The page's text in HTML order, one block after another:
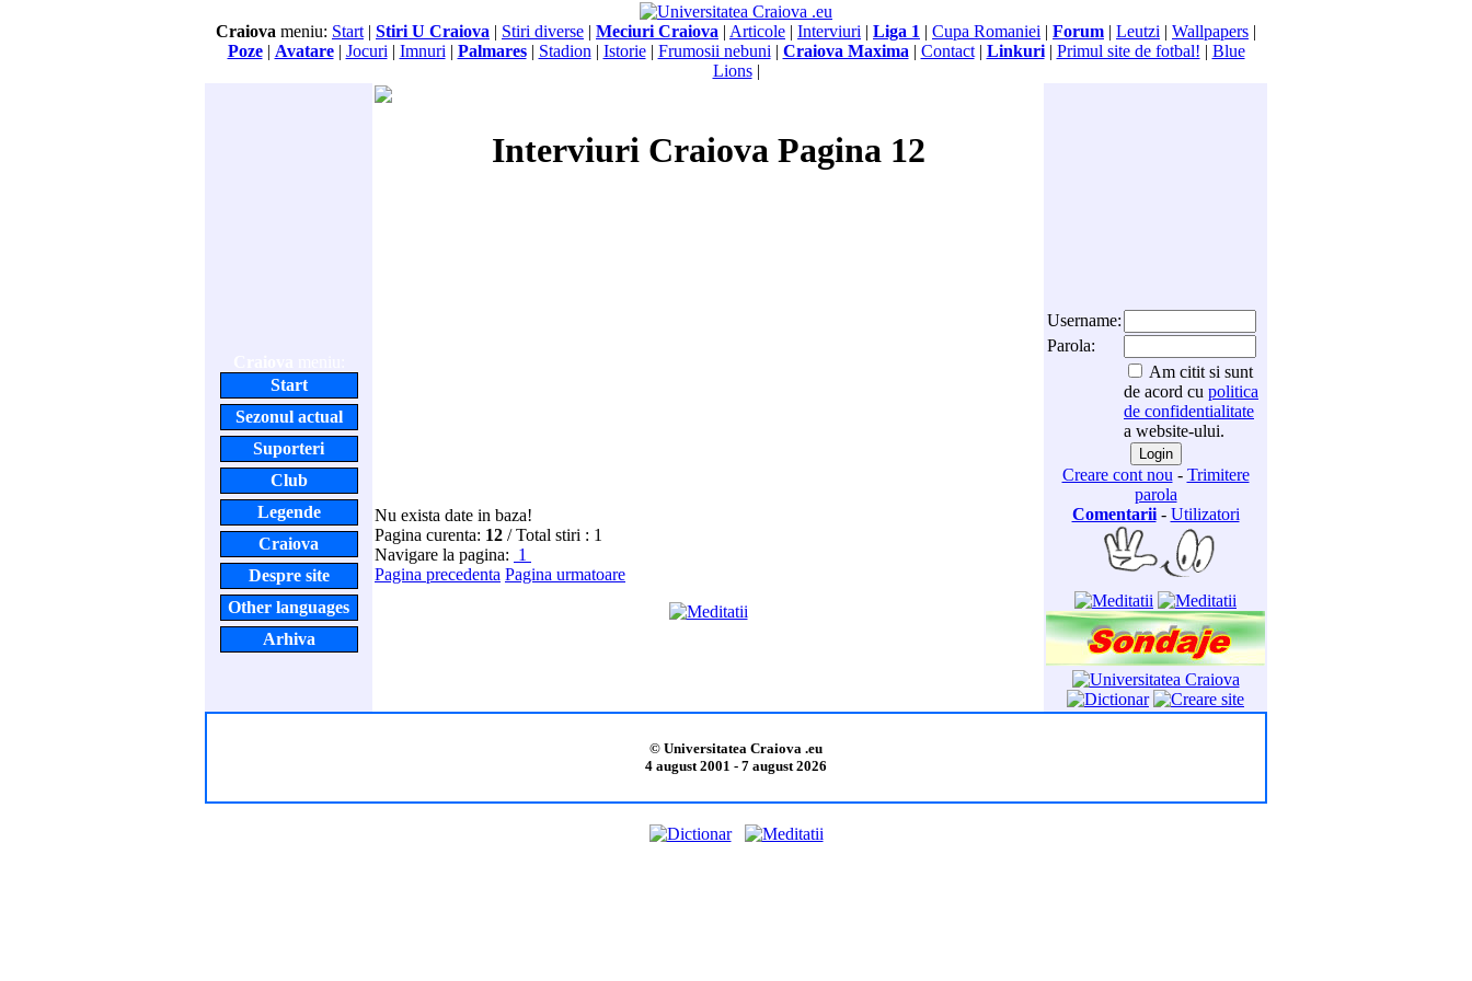
Craiova meniu: Start | Stiri U Craiova | Stiri diverse | Meciuri Craiova | Articole | Interviuri | Liga 1 | Cupa Romaniei | Forum | Leutzi | Wallpapers |
Poze| Avatare| Jocuri | Imnuri | Palmares| Stadion | Istorie| Frumosii nebuni | Craiova Maxima | Contact| Linkuri| Primul site de fotbal! | Blue
Lions|
Start
Sezonul actual
Suporteri
Club
Legende
Craiova
Despre site
Other languages
Arhiva
Interviuri Craiova Pagina 12
Nu exista date in baza!
Pagina curenta: 12 / Total stiri : 1
Navigare la pagina: 1
Pagina precedenta Pagina urmatoare
Username:
Parola:
Am citit si sunt
de acord cu politica
de confidentialitate
a website-ului.
Creare cont nou - Trimitere
parola
Comentarii- Utilizatori
© Universitatea Craiova .eu
4 august 2001 - 7 august 2026